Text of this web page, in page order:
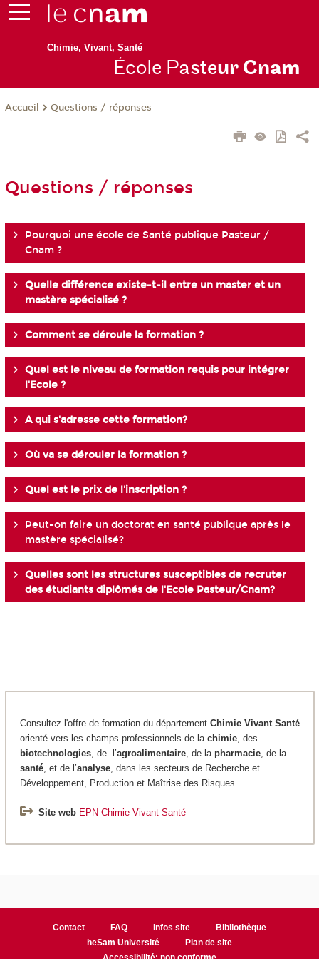
Chimie, Vivant, Santé
École Pasteur Cnam
Accueil Questions / réponses
Questions / réponses
Pourquoi une école de Santé publique Pasteur /
Cnam ?
Quelle différence existe-t-il entre un master et un
mastère spécialisé ?
Comment se déroule la formation ?
Quel est le niveau de formation requis pour intégrer
l'Ecole ?
A qui s'adresse cette formation?
Où va se dérouler la formation ?
Quel est le prix de l'inscription ?
Peut-on faire un doctorat en santé publique après le
mastère spécialisé?
Quelles sont les structures susceptibles de recruter
des étudiants diplômés de l'Ecole Pasteur/Cnam?
Consultez l'offre de formation du départementChimie Vivant Santé
orienté vers les champs professionnels de la chimie, des
biotechnologies, de l’agroalimentaire, de la pharmacie, de la
santé, et de l’analyse, dans les secteurs de Recherche et
Développement, Production et Maîtrise des Risques
Site web EPN Chimie Vivant Santé
Contact FAQ Infos site
Bibliothèque
heSam Université
Plan de site